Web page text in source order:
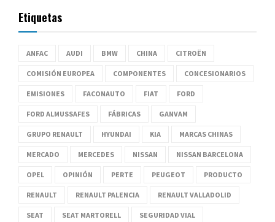
Etiquetas
ANFAC AUDI BMW CHINA CITROËN
COMISIÓN EUROPEA COMPONENTES CONCESIONARIOS
EMISIONES FACONAUTO FIAT FORD
FORD ALMUSSAFES FÁBRICAS GANVAM
GRUPO RENAULT HYUNDAI KIA MARCAS CHINAS
MERCADO MERCEDES NISSAN NISSAN BARCELONA
OPEL OPINIÓN PERTE PEUGEOT PRODUCTO
RENAULT RENAULT PALENCIA RENAULT VALLADOLID
SEAT SEAT MARTORELL SEGURIDAD VIAL